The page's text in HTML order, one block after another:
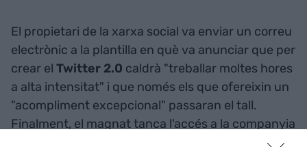
El propietari de la xarxa social va enviar un correu
electrònic a la plantilla en què va anunciar que per
crear el Twitter 2.0 caldrà "treballar moltes hores
a alta intensitat" i que només els que ofereixin un
"acompliment excepcional" passaran el tall.
Finalment, el magnat tanca l'accés a la companyia